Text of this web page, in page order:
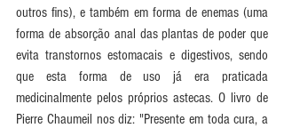
outros fins), e também em forma de enemas (uma
forma de absorção anal das plantas de poder que
evita transtornos estomacais e digestivos, sendo
que esta forma de uso já era praticada
medicinalmente pelos próprios astecas. O livro de
Pierre Chaumeil nos diz: "Presente em toda cura, a